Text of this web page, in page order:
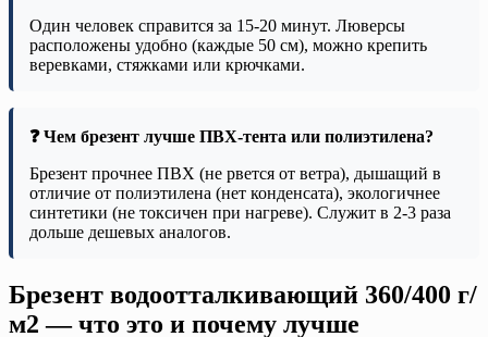
Один человек справится за 15-20 минут. Люверсы
расположены удобно (каждые 50 см), можно крепить
веревками, стяжками или крючками.
❓ Чем брезент лучше ПВХ-тента или полиэтилена?
Брезент прочнее ПВХ (не рвется от ветра), дышащий в
отличие от полиэтилена (нет конденсата), экологичнее
синтетики (не токсичен при нагреве). Служит в 2-3 раза
дольше дешевых аналогов.
Брезент водоотталкивающий 360/400 г/
м2 — что это и почему лучше